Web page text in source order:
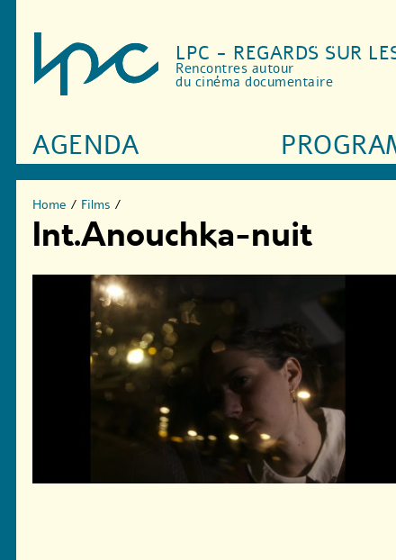
LPC - REGARDS SUR
Rencontres autour
du cinéma documentaire
AGENDA
Home / Films /
Int.Anouchka-nuit